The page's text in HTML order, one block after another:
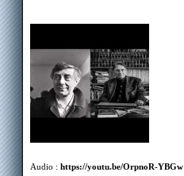
Audio : https://youtu.be/OrpnoR-YBGw